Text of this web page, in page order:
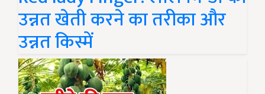
उन्नत खेती करने का तरीका और
उन्नत किस्में